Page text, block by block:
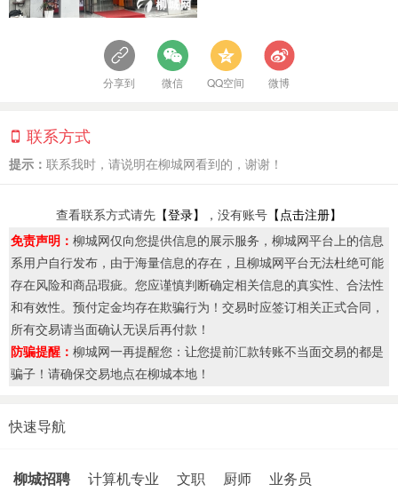
分享到 微信 QQ空间 微博
联系方式
提示： 联系我时，请说明在柳城网看到的，谢谢！
查看联系方式请先 【登录】 ，没有账号 【点击注册】
免责声明： 柳城网仅向您提供信息的展示服务，柳城网平台上的信息
系用户自行发布，由于海量信息的存在，且柳城网平台无法杜绝可能
存在风险和商品瑕疵。您应谨慎判断确定相关信息的真实性、合法性
和有效性。预付定金均存在欺骗行为！交易时应签订相关正式合同，
所有交易请当面确认无误后再付款！
防骗提醒： 柳城网一再提醒您：让您提前汇款转账不当面交易的都是
骗子！请确保交易地点在柳城本地！
快速导航
柳城招聘 计算机专业 文职 厨师
业务员